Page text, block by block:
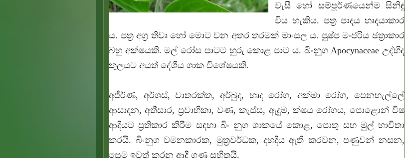
වැසී හෝ සම්පූර්ණයෙන්ම සිනිඳු
විය හැකිය. පත්‍ර‍ පාදය හෘදයාකාර
ය. පත්‍ර අග්‍ර‍ තිවෘ හෝ මොට වන අතර තරමක් මාංසල ය. පුෂ්ප මංජරිය ඡත්‍රාකාර
බහු අක්ෂයකි. මල් රෝස පාටට හුරු කොළ පාට ය. බිංනුග Apocynaceae උද්භිද
කුලයට අයත් දේශීය ශාක විශේෂයකි.
අජීර්ණ, අර්ශස්, වාතරක්ත, අර්බුද, හෘද රෝග, අක්මා රෝග, පෙනහැල්ලේ
ආසාදන, අතීසාර, ප්‍ර‍වාහිකා, වණ, කැස්ස, ඇදුම, ක්ෂය රෝගය‍, පොළොන් විෂ
ආදියට ප්‍ර‍තිකාර කිරීම සඳහා බිං නුග ශාකයේ කොළ, පොතු සහ මුල් භාවිතා
කරයි. බිංනුග වමනකාරක, මුත්‍ර‍වර්ධක, දහදිය ඇති කරවන, පණුවන් නසන,
සෙම ඉවත් කරන ආදී ගුණ සහිතයි.